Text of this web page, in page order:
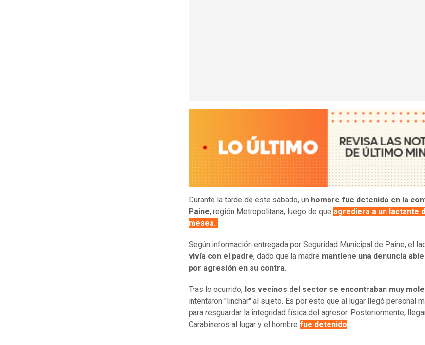
Durante la tarde de este sábado, un hombre fue detenido en la
Paine, región Metropolitana, luego de que agrediera a un lactante
meses.
Según información entregada por Seguridad Municipal de Paine, el
vivía con el padre, dado que la madre mantiene una denuncia
por agresión en su contra.
Tras lo ocurrido, los vecinos del sector se encontraban muy
intentaron "linchar" al sujeto. Es por esto que al lugar llegó personal
para resguardar la integridad física del agresor. Posteriormente,
Carabineros al lugar y el hombre fue detenido.